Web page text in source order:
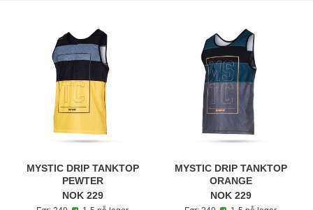
MYSTIC DRIP TANKTOP
PEWTER
NOK 229
MYSTIC DRIP TANKTOP
ORANGE
NOK 229